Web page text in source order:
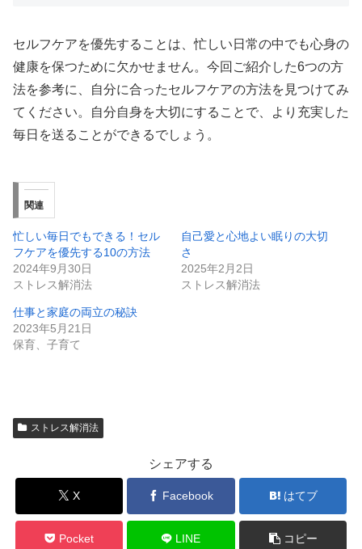
セルフケアを優先することは、忙しい日常の中でも心身の
健康を保つために欠かせません。今回ご紹介した6つの方
法を参考に、自分に合ったセルフケアの方法を見つけてみ
てください。自分自身を大切にすることで、より充実した
毎日を送ることができるでしょう。
関連
忙しい毎日でもできる！セル
フケアを優先する10の方法
2024年9月30日
ストレス解消法
自己愛と心地よい眠りの大切
さ
2025年2月2日
ストレス解消法
仕事と家庭の両立の秘訣
2023年5月21日
保育、子育て
ストレス解消法
シェアする
X Facebook はてブ
Pocket LINE コピー